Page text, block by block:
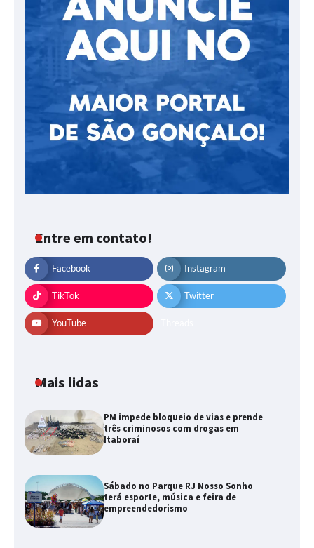
Entre em contato!
Facebook Instagram
TikTok Twitter
YouTube
Mais lidas
PM impede bloqueio de vias e prende
três criminosos com drogas em
Itaboraí
Sábado no Parque RJ Nosso Sonho
terá esporte, música e feira de
empreendedorismo